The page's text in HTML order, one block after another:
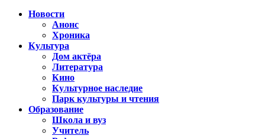
Новости
Анонс
Хроника
Культура
Дом актёра
Литература
Кино
Культурное наследие
Парк культуры и чтения
Образование
Школа и вуз
Учитель